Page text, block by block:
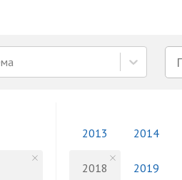
2013 2014
2018 2019